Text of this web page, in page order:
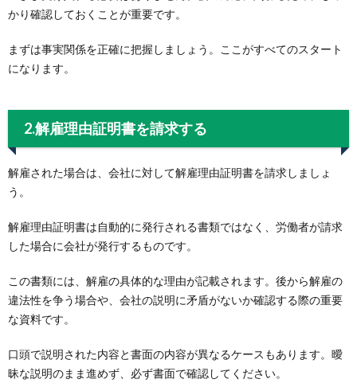
かり確認しておくことが重要です。
まずは事実関係を正確に把握しましょう。ここがすべてのスタート
になります。
2.解雇理由証明書を請求する
解雇された場合は、会社に対して解雇理由証明書を請求しましょ
う。
解雇理由証明書は自動的に発行される書類ではなく、労働者が請求
した場合に会社が発行するものです。
この書類には、解雇の具体的な理由が記載されます。後から解雇の
違法性を争う場合や、会社の説明に矛盾がないか確認する際の重要
な資料です。
口頭で説明された内容と書面の内容が異なるケースもあります。曖
昧な説明のまま進めず、必ず書面で確認してください。